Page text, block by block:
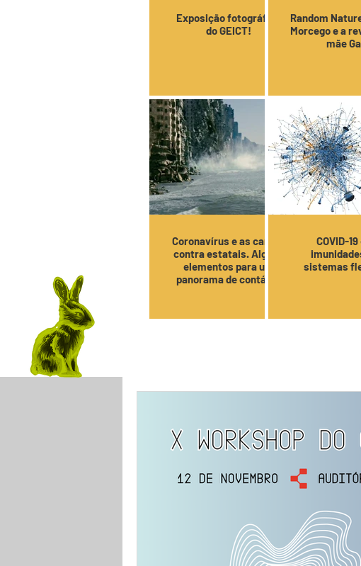
Exposição fotográfica
do GEICT!
Random
Morcego e a
mãe
Coronavírus e as cargas
contra estatais. Alguns
elementos para um
panorama de contágio
COVID-
sistemas